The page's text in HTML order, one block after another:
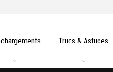
Trucs & Astuces